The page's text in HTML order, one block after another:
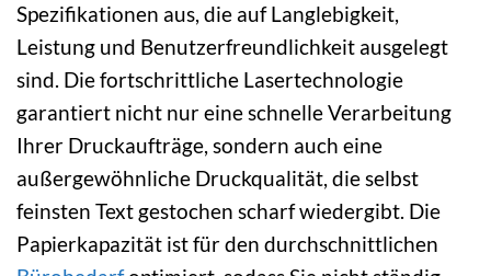
Spezifikationen aus, die auf Langlebigkeit,
Leistung und Benutzerfreundlichkeit ausgelegt
sind. Die fortschrittliche Lasertechnologie
garantiert nicht nur eine schnelle Verarbeitung
Ihrer Druckaufträge, sondern auch eine
außergewöhnliche Druckqualität, die selbst
feinsten Text gestochen scharf wiedergibt. Die
Papierkapazität ist für den durchschnittlichen